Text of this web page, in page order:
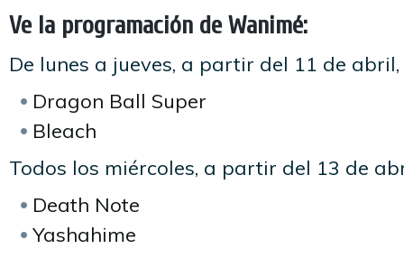
Ve la programación de Wanimé:
De lunes a jueves, a partir del 11 de
Dragon Ball Super
Bleach
Todos los miércoles, a partir del 13 de
Death Note
Yashahime